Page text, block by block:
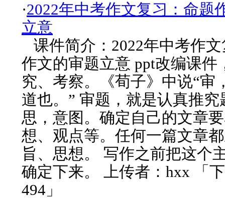
·2022年中考作文复习：命题
立意
课件简介：2022年中考作
作文的审题立意 ppt改编课件
究、考察。《荀子》中说“审
道也。” 审题，就是认真推究
思，意图。确定自己的文章
想、观点等。任何一篇文章
旨、思想。 写作之前把这个
确定下来。 上传者：hxx 「
494」